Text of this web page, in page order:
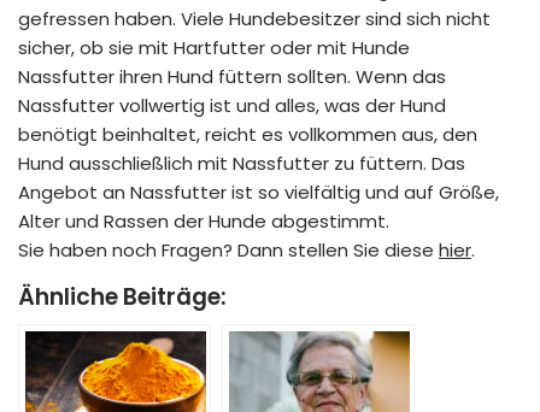
gefressen haben. Viele Hundebesitzer sind sich nicht
sicher, ob sie mit Hartfutteroder mit Hunde
Nassfutter ihren Hund füttern sollten. Wenn das
Nassfutter vollwertig ist und alles, was der Hund
benötigt beinhaltet, reicht es vollkommen aus, den
Hund ausschließlich mit Nassfutter zu füttern. Das
Angebot an Nassfutter ist so vielfältig und auf Größe,
Alter und Rassen der Hunde abgestimmt.
Sie haben noch Fragen? Dann stellen Sie diese hier.
Ähnliche Beiträge: